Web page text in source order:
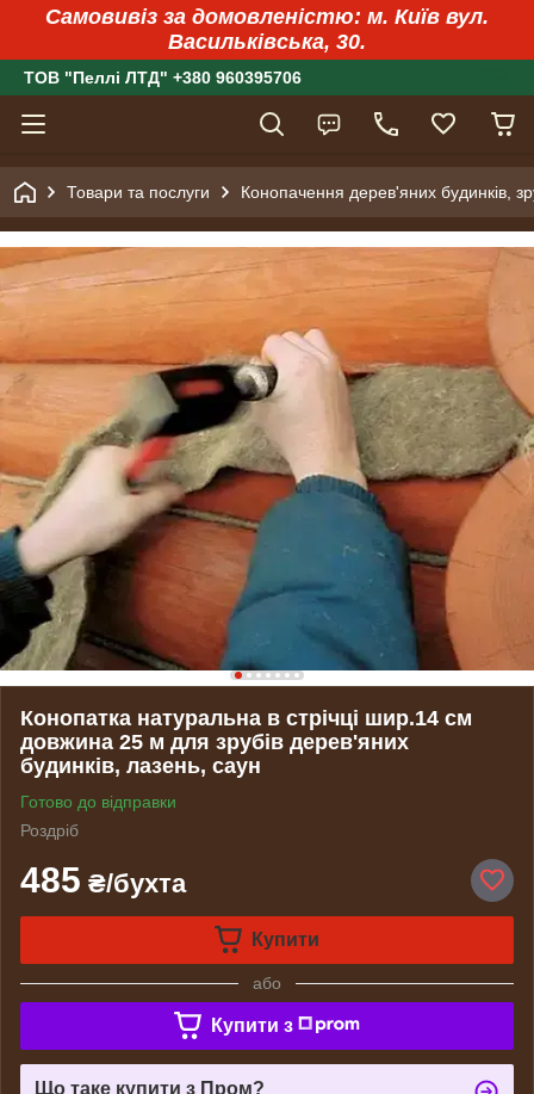
Самовивіз за домовленістю: м. Київ вул.
Васильківська, 30.
ТОВ "Пеллі ЛТД" +380 960395706
Товари та послуги Конопачення дерев'яних будинків,
Конопатка натуральна в стрічці шир.14 см
довжина 25 м для зрубів дерев'яних
будинків, лазень, саун
Готово до відправки
Роздріб
485 ₴/бухта
Купити
або
Купити з
Що таке купити з Пром?